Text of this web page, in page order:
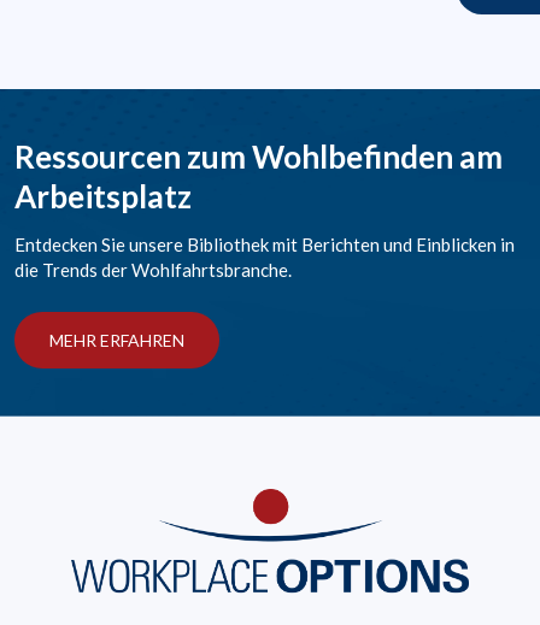
Ressourcen zum Wohlbefinden am
Arbeitsplatz
Entdecken Sie unsere Bibliothek mit Berichten und Einblicken in
die Trends der Wohlfahrtsbranche.
MEHR ERFAHREN